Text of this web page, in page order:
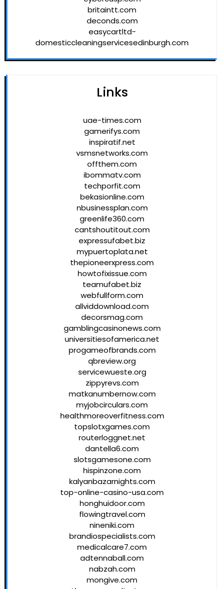
britaintt.com
deconds.com
easycartltd-
domesticcleaningservicesedinburgh.com
Links
uae-times.com
gamerifys.com
inspiratif.net
vsmsnetworks.com
offthem.com
ibommatv.com
techporfit.com
bekasionline.com
nbusinessplan.com
greenlife360.com
cantshoutitout.com
expressufabet.biz
mypuertoplata.net
thepioneerxpress.com
howtofixissue.com
teamufabet.biz
webfullform.com
allviddownload.com
decorsmag.com
gamblingcasinonews.com
universitiesofamerica.net
progameofbrands.com
qbreview.org
servicewueste.org
zippyrevs.com
matkanumbernow.com
myjobcirculars.com
healthmoreoverfitness.com
topslotxgames.com
routerloggnet.net
dantella6.com
slotsgamesone.com
hispinzone.com
kalyanbazarnights.com
top-online-casino-usa.com
honghuidoor.com
flowingtravel.com
nineniki.com
brandiospecialists.com
medicalcare7.com
adtennaball.com
nabzah.com
mongive.com